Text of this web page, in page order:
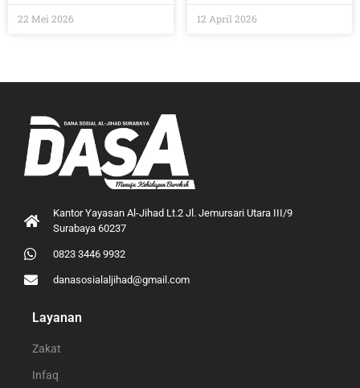
22 Mei 2026 12 April 2026
Kantor Yayasan Al-Jihad Lt.2 Jl. Jemursari Utara III/9
Surabaya 60237
0823 3446 9932
danasosialaljihad@gmail.com
Layanan
Zakat
Infaq